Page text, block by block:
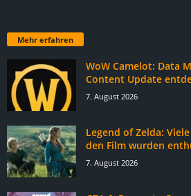
Mehr erfahren
WoW Camelot: Data
Content Update
7. August 2026
Legend of Zelda:
den Film wurden
7. August 2026